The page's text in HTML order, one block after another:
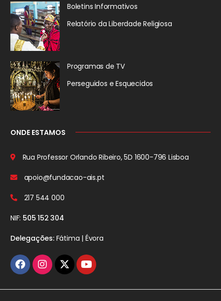
Boletins Informativos
Relatório da Liberdade Religiosa
Programas de TV
Perseguidos e Esquecidos
ONDE ESTAMOS
Rua Professor Orlando Ribeiro, 5D 1600-796 Lisboa
apoio@fundacao-ais.pt
217 544 000
NIF: 505 152 304
Delegações:Fátima | Évora